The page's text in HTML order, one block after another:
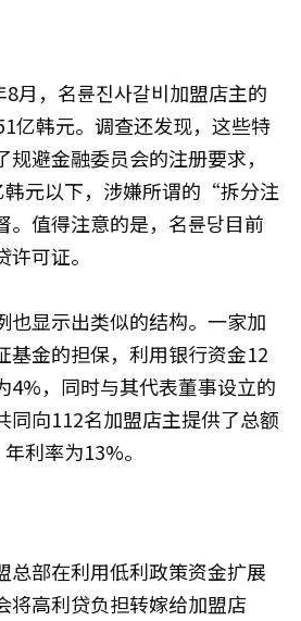
月，名륜진사갈비加盟店主的
亿韩元。调查还发现，这些特
避金融委员会的注册要求，
韩元以下，涉嫌所谓的“拆分注
值得注意的是，名륜당目前
可证。
也显示出类似的结构。一家加
基金的担保，利用银行资金12
4%，同时与其代表董事设立的
同向112名加盟店主提供了总额
利率为13%。
总部在利用低利政策资金扩展
将高利贷负担转嫁给加盟店